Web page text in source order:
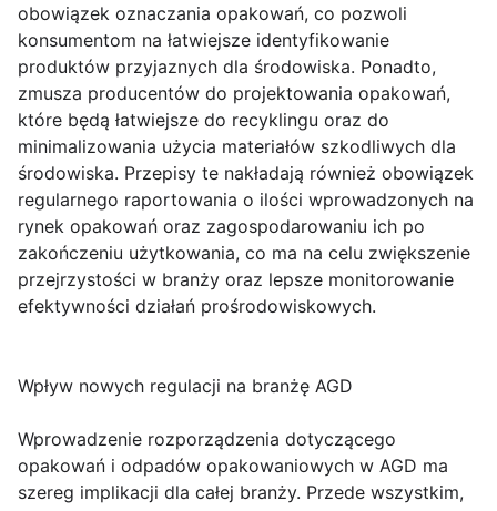
obowiązek oznaczania opakowań, co pozwoli
konsumentom na łatwiejsze identyfikowanie
produktów przyjaznych dla środowiska. Ponadto,
zmusza producentów do projektowania opakowań,
które będą łatwiejsze do recyklingu oraz do
minimalizowania użycia materiałów szkodliwych dla
środowiska. Przepisy te nakładają również obowiązek
regularnego raportowania o ilości wprowadzonych na
rynek opakowań oraz zagospodarowaniu ich po
zakończeniu użytkowania, co ma na celu zwiększenie
przejrzystości w branży oraz lepsze monitorowanie
efektywności działań prośrodowiskowych.
Wpływ nowych regulacji na branżę AGD
Wprowadzenie rozporządzenia dotyczącego
opakowań i odpadów opakowaniowych w AGD ma
szereg implikacji dla całej branży. Przede wszystkim,